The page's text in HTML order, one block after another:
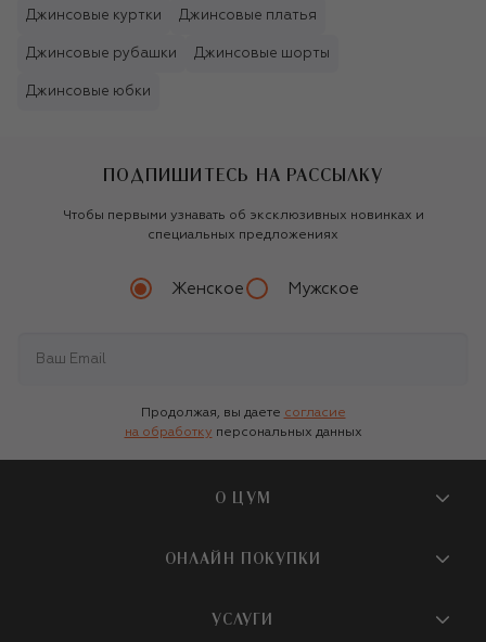
Джинсовые куртки Джинсовые платья
Джинсовые рубашки Джинсовые шорты
Джинсовые юбки
ПОДПИШИТЕСЬ НА РАССЫЛКУ
Чтобы первыми узнавать об эксклюзивных новинках и
специальных предложениях
Женское Мужское
Продолжая, вы даете согласие
на обработку персональных данных
О ЦУМ
О магазине
Бутики и ПВЗ ЦУМ
ОНЛАЙН ПОКУПКИ
УСЛУГИ